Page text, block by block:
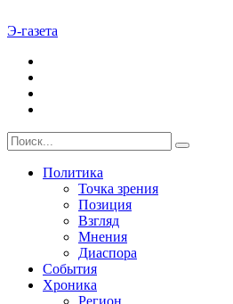
Э-газета
Политика
Точка зрения
Позиция
Взгляд
Мнения
Диаспора
События
Хроника
Регион